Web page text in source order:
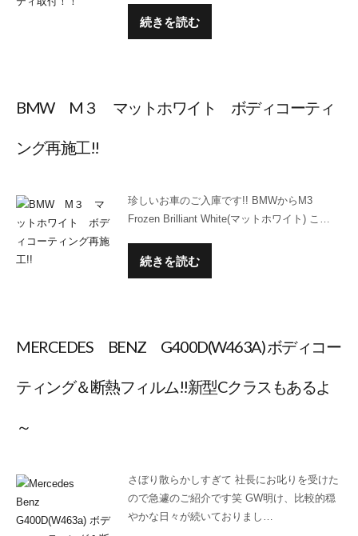
続きを読む
BMW M３ マットホワイト ボディコーティ
ング再施工!!
珍しいお車のご入庫です!! BMWからM3
Frozen Brilliant White(マットホワイト) こ…
続きを読む
MERCEDES BENZ G400D(W463A) ボディコー
ティング＆断熱フィルム!!新型Cクラスもあるよ
～
さぼり散らかしすぎて 社長にお叱りを受けた
ので急遽のご紹介です笑 GW明け、比較的穏
やかな日々が続いておりまし…